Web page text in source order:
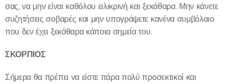
σας, να μην είναι καθόλου ειλικρινή και ξεκάθαρα. Μην κάνετε
συζητήσεις σοβαρές και μην υπογράψετε κανένα συμβόλαιο
που δεν έχει ξεκάθαρα κάποια σημεία του.
ΣΚΟΡΠΙΟΣ
Σήμερα θα πρέπει να είστε πάρα πολύ προσεκτικοί και